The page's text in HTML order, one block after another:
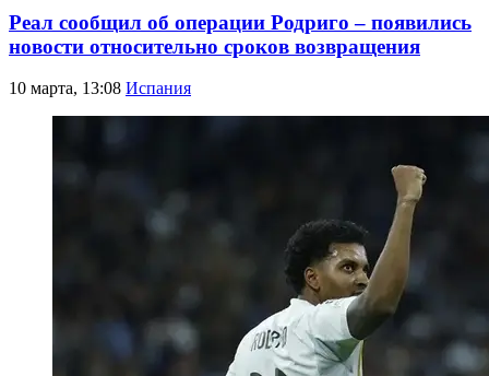
Реал сообщил об операции Родриго – появились
новости относительно сроков возвращения
10 марта, 13:08 Испания